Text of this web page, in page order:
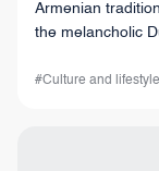
Armenian
the melancholic
harmony.
#Culture and lifestyle